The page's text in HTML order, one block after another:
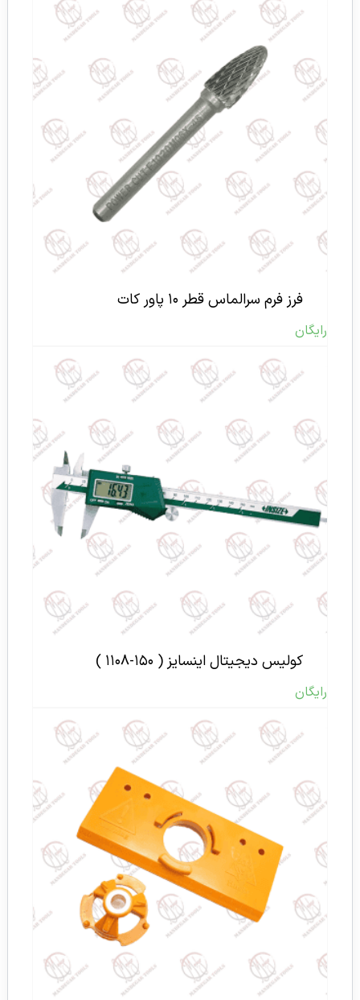
فرز فرم سرالماس قطر ۱۰ پاور کات
رایگان
کولیس دیجیتال اینسایز ( ۱۵۰-۱۱۰۸ )
رایگان